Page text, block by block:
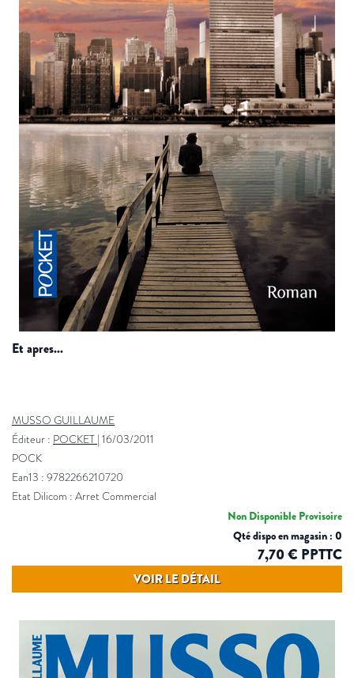
et apres...
MUSSO GUILLAUME
Éditeur : POCKET | 16/03/2011
POCK
Ean13 : 9782266210720
Etat Dilicom : Arret Commercial
Non Disponible Provisoire
Qté dispo en magasin : 0
7,70 € PPTTC
VOIR LE DÉTAIL